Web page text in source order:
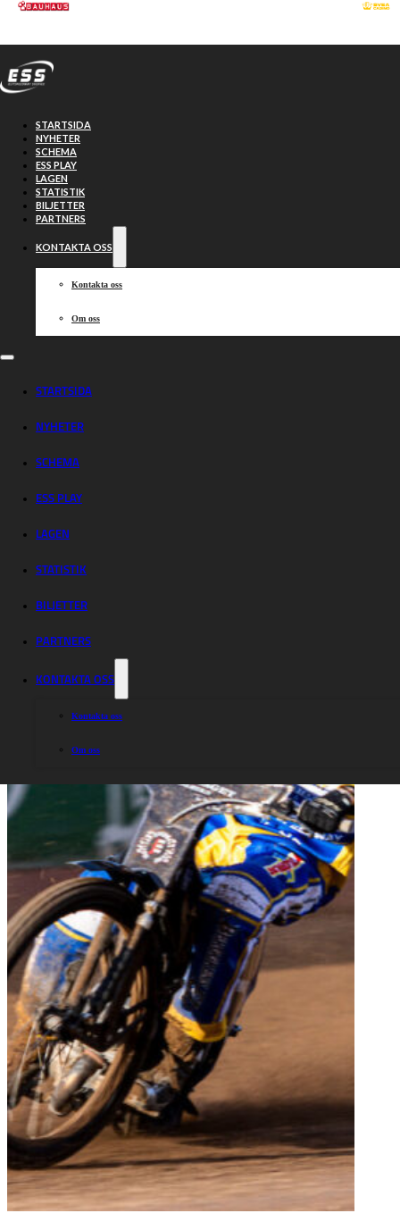
Hoppa till huvudinnehåll
STARTSIDA
NYHETER
SCHEMA
ESS PLAY
LAGEN
STATISTIK
BILJETTER
PARTNERS
KONTAKTA OSS
Kontakta oss
Om oss
STARTSIDA
NYHETER
SCHEMA
ESS PLAY
LAGEN
STATISTIK
BILJETTER
PARTNERS
KONTAKTA OSS
Kontakta oss
Om oss
Piraterna ställs
mot Dackarna